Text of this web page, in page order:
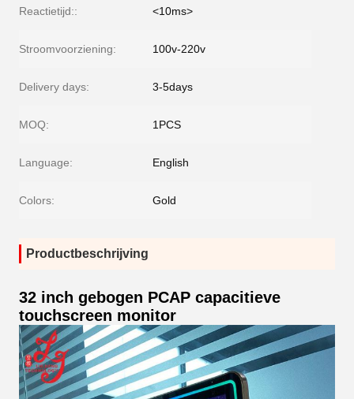
Reactietijd:: <10ms>
Stroomvoorziening: 100v-220v
Delivery days: 3-5days
MOQ: 1PCS
Language: English
Colors: Gold
Productbeschrijving
32 inch gebogen PCAP capacitieve
touchscreen monitor